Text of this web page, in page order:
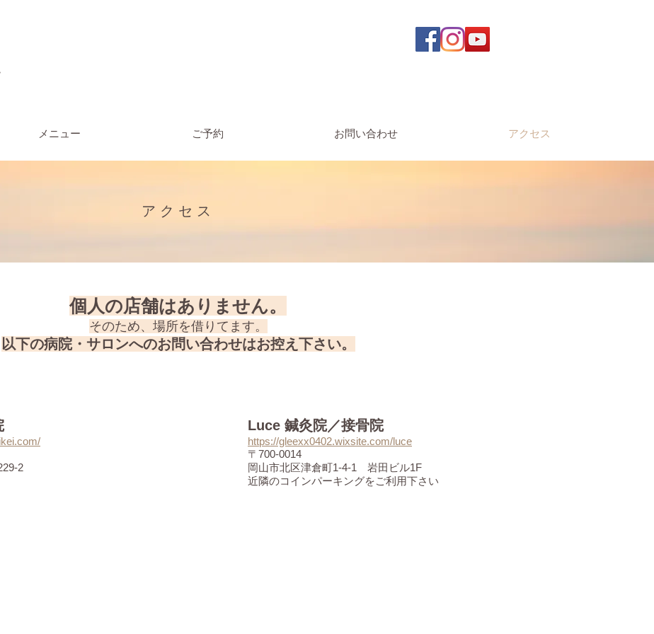
メニュー ご予約 お問い合わせ アクセス
​アクセス
個人の店舗はありません。
そのため、場所を借りてます。
以下の病院・サロンへのお問い合わせはお控え下さい。
2
Luce 鍼灸院／接骨院
https://gleexx0402.wixsite.com/luce
〒700-0014
岡山市北区津倉町1-4-1 岩田ビル1F
近隣のコインパーキングをご利用下さい